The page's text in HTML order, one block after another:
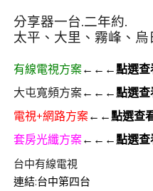
分享器一台.二年約.
太平、大里、霧峰、烏
有線電視方案←←←點選查
大屯寬頻方案←←←點選查
電視+網路方案←←點選查
套房光纖方案←←←點選查
台中有線電視
連結:台中第四台